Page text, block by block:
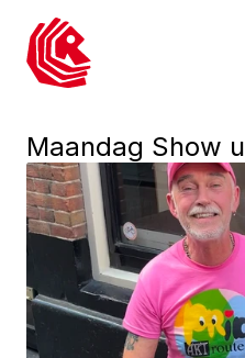
Maandag Show